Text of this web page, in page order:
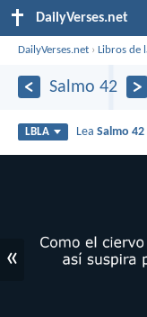
DailyVerses.net
DailyVerses.net ›Libros de
Salmo 42
LBLA LeaSalmo 42
«